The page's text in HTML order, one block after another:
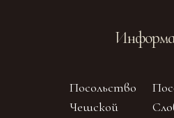
Посольство
Чешской